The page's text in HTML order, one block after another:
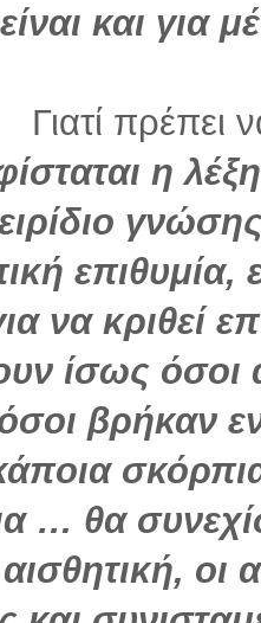
και για
Γιατί πρέπει
η
επιθυμία,
να κριθεί
ίσως όσοι
βρήκαν
… θα
οι